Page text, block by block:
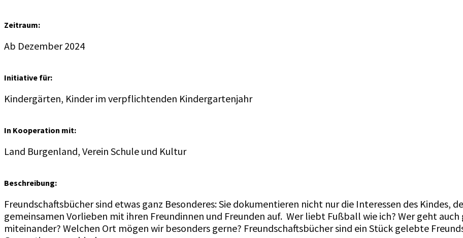
Zeitraum:
Ab Dezember 2024
Initiative für:
Kindergärten, Kinderim verpflichtenden Kindergartenjahr
In Kooperation mit:
Land Burgenland, Verein Schule und Kultur
Beschreibung:
Freundschaftsbücher sind etwas ganz Besonderes: Sie dokumentieren nicht nur die Interessen des Kindes,
gemeinsamen Vorlieben mit ihren Freundinnen und Freunden auf. Wer liebt Fußball wie ich? Wer geht
miteinander? Welchen Ort mögen wir besonders gerne? Freundschaftsbücher sind ein Stück gelebte